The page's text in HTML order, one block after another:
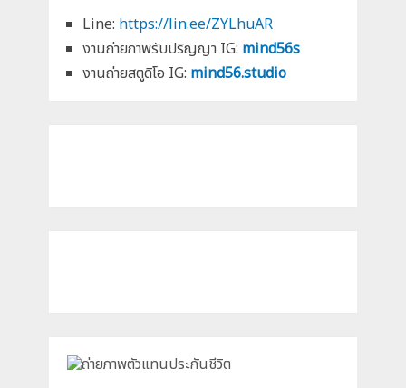
Line: https://lin.ee/ZYLhuAR
งานถ่ายภาพรับปริญญา IG: mind56s
งานถ่ายสตูดิโอ IG: mind56.studio